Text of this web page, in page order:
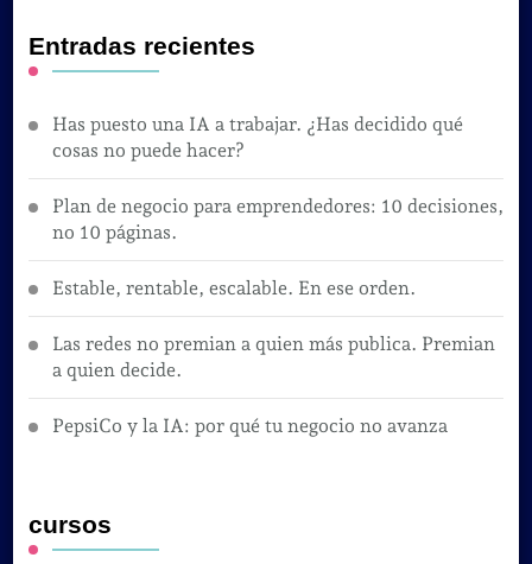
Entradas recientes
Has puesto una IA a trabajar. ¿Has decidido qué
cosas no puede hacer?
Plan de negocio para emprendedores: 10 decisiones,
no 10 páginas.
Estable, rentable, escalable. En ese orden.
Las redes no premian a quien más publica. Premian
a quien decide.
PepsiCo y la IA: por qué tu negocio no avanza
cursos